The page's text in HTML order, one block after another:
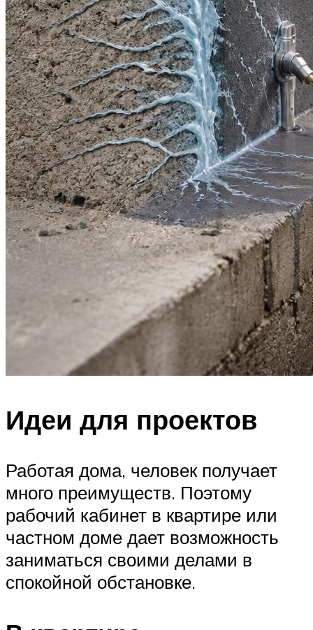
Идеи для проектов
Работая дома, человек получает
много преимуществ. Поэтому
рабочий кабинет в квартире или
частном доме дает возможность
заниматься своими делами в
спокойной обстановке.